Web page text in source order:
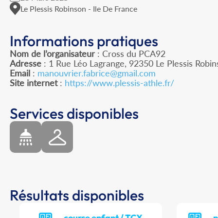
Le Plessis Robinson - Ile De France
Informations pratiques
Nom de l’organisateur : Cross du PCA92
Adresse : 1 Rue Léo Lagrange, 92350 Le Plessis
Email : manouvrier.fabrice@gmail.com
Site internet: https://www.plessis-athle.fr/
Services disponibles
Résultats disponibles